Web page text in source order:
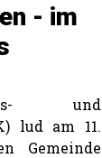
- im
und
lud am 11.
Gemeinde